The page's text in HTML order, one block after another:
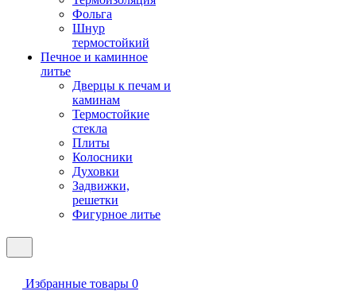
Фольга
Шнур
термостойкий
Печное и каминное
литье
Дверцы к печам и
каминам
Термостойкие
стекла
Плиты
Колосники
Духовки
Задвижки,
решетки
Фигурное литье
Избранные товары 0